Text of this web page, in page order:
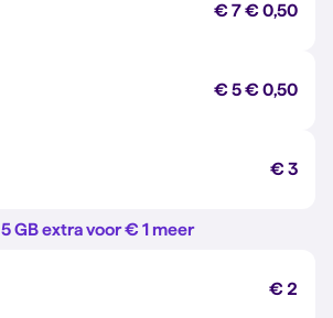
€ 7€ 0,50
€ 5€ 0,50
€ 3
5 GB extra voor € 1 meer
€ 2